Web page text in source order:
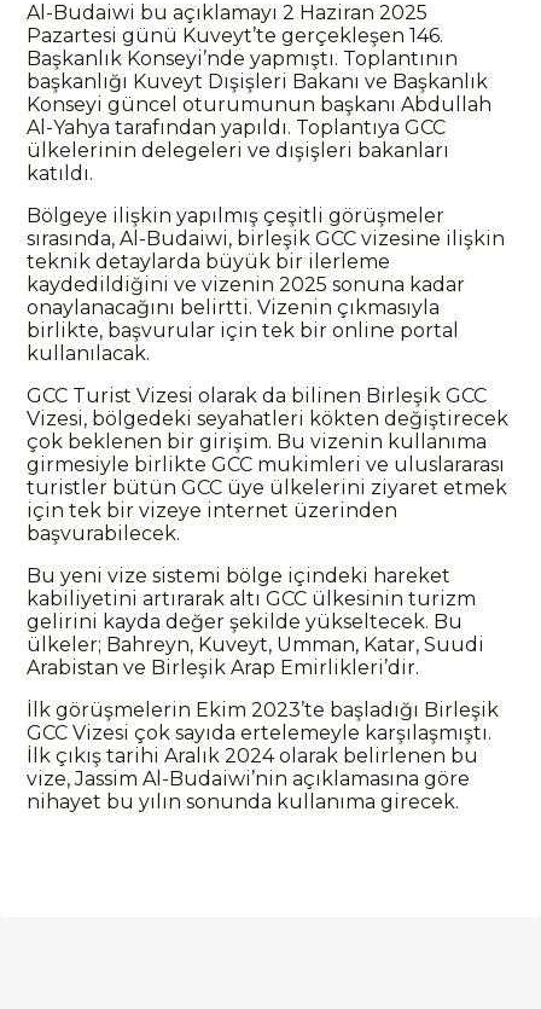
Al-Budaiwi bu açıklamayı 2 Haziran 2025
Pazartesi günü Kuveyt’te gerçekleşen 146.
Başkanlık Konseyi’nde yapmıştı. Toplantının
başkanlığı Kuveyt Dışişleri Bakanı ve Başkanlık
Konseyi güncel oturumunun başkanı Abdullah
Al-Yahya tarafından yapıldı. Toplantıya GCC
ülkelerinin delegeleri ve dışişleri bakanları
katıldı.
Bölgeye ilişkin yapılmış çeşitli görüşmeler
sırasında, Al-Budaiwi, birleşik GCC vizesine ilişkin
teknik detaylarda büyük bir ilerleme
kaydedildiğini ve vizenin 2025 sonuna kadar
onaylanacağını belirtti. Vizenin çıkmasıyla
birlikte, başvurular için tek bir online portal
kullanılacak.
GCC Turist Vizesi olarak da bilinen Birleşik GCC
Vizesi, bölgedeki seyahatleri kökten değiştirecek
çok beklenen bir girişim. Bu vizenin kullanıma
girmesiyle birlikte GCC mukimleri ve uluslararası
turistler bütün GCC üye ülkelerini ziyaret etmek
için tek bir vizeye internet üzerinden
başvurabilecek.
Bu yeni vize sistemi bölge içindeki hareket
kabiliyetini artırarak altı GCC ülkesinin turizm
gelirini kayda değer şekilde yükseltecek. Bu
ülkeler; Bahreyn, Kuveyt, Umman, Katar, Suudi
Arabistan ve Birleşik Arap Emirlikleri’dir.
İlk görüşmelerin Ekim 2023’te başladığı Birleşik
GCC Vizesi çok sayıda ertelemeyle karşılaşmıştı.
İlk çıkış tarihi Aralık 2024 olarak belirlenen bu
vize, Jassim Al-Budaiwi’nin açıklamasına göre
nihayet bu yılın sonunda kullanıma girecek.